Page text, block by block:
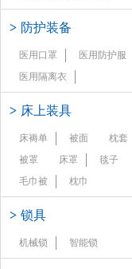
> 防护装备
医用口罩
医用防护服
医用隔离衣
> 床上装具
床褥单 被面
枕套
被罩
床罩
毯子
毛巾被
枕巾
> 锁具
机械锁 智能锁